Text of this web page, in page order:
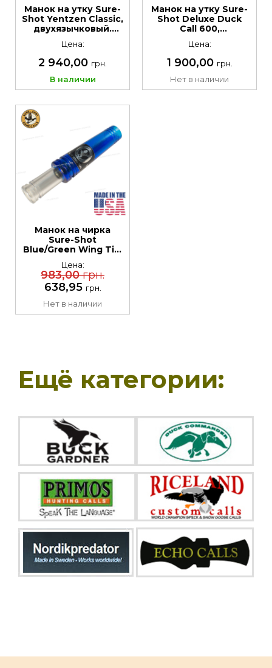
Манок на утку Sure-
Shot Yentzen Classic,
двухязычковый.
канадский чёрный
орех
Цена:
2 940,00 грн.
В наличии
Манок на утку Sure-
Shot Deluxe Duck
Call 600,
Материал: дерево-
канадский чёрный
орех
Цена:
1 900,00 грн.
Нет в наличии
Манок на чирка
Sure-Shot
Blue/Green Wing Tial
пластик
Цена:
983,00грн.
638,95 грн.
Нет в наличии
Ещё категории: